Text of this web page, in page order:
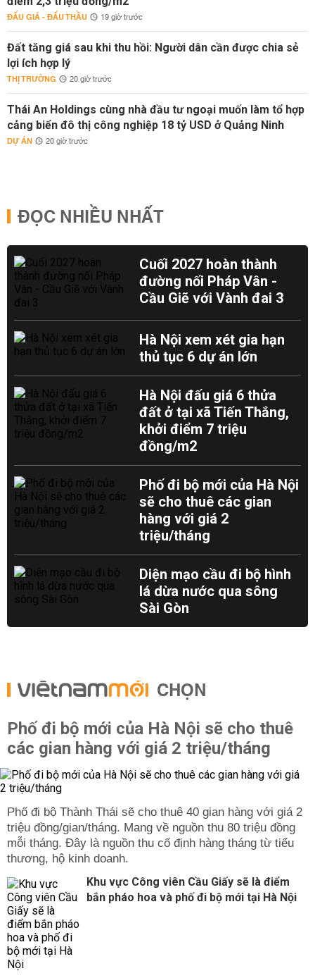
ĐẤU GIÁ - ĐẤU THẦU 19 giờ trước
Đất tăng giá sau khi thu hồi: Người dân cần được chia sẻ
lợi ích hợp lý
THỊ TRƯỜNG 20 giờ trước
Thái An Holdings cùng nhà đầu tư ngoại muốn làm tổ hợp
cảng biển đô thị công nghiệp 18 tỷ USD ở Quảng Ninh
DỰ ÁN 20 giờ trước
ĐỌC NHIỀU NHẤT
Cuối 2027 hoàn thành
đường nối Pháp Vân -
Cầu Giẽ với Vành đai 3
Hà Nội xem xét gia hạn
thủ tục 6 dự án lớn
Hà Nội đấu giá 6 thửa
đất ở tại xã Tiến Thắng,
khởi điểm 7 triệu
đồng/m2
Phố đi bộ mới của Hà Nội
sẽ cho thuê các gian
hàng với giá 2
triệu/tháng
Diện mạo cầu đi bộ hình
lá dừa nước qua sông
Sài Gòn
CHỌN
Phố đi bộ mới của Hà Nội sẽ cho thuê
các gian hàng với giá 2 triệu/tháng
Phố đi bộ Thành Thái sẽ cho thuê 40 gian hàng với giá 2
triệu đồng/gian/tháng. Mang về nguồn thu 80 triệu đồng
mỗi tháng. Đây là nguồn thu cố định hàng tháng từ tiểu
thương, hộ kinh doanh.
Khu vực Công viên Cầu Giấy sẽ là điểm
bắn pháo hoa và phố đi bộ mới tại Hà Nội